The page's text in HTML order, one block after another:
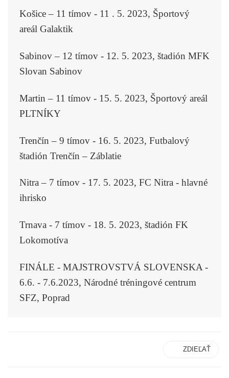
Košice – 11 tímov - 11 . 5. 2023, Športový
areál Galaktik
Sabinov – 12 tímov - 12. 5. 2023, štadión MFK
Slovan Sabinov
Martin – 11 tímov - 15. 5. 2023, Športový areál
PLTNÍKY
Trenčín – 9 tímov - 16. 5. 2023, Futbalový
štadión Trenčín – Záblatie
Nitra – 7 tímov - 17. 5. 2023, FC Nitra - hlavné
ihrisko
Trnava - 7 tímov - 18. 5. 2023, štadión FK
Lokomotíva
FINÁLE - MAJSTROVSTVÁ SLOVENSKA -
6.6. - 7.6.2023, Národné tréningové centrum
SFZ, Poprad
ZDIEĽAŤ